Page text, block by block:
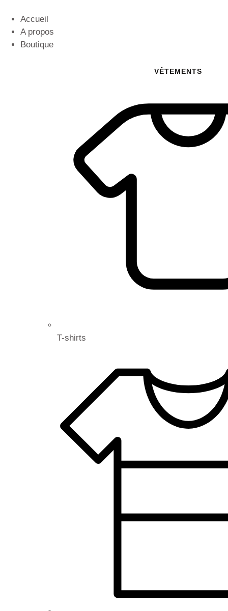
Accueil
A propos
Boutique
VÊTEMENTS
T-shirts